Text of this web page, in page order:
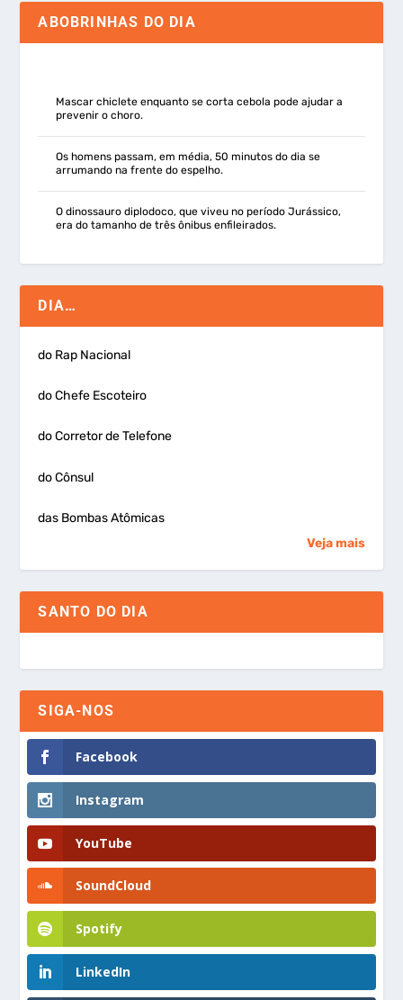
ABOBRINHAS DO DIA
Mascar chiclete enquanto se corta cebola pode ajudar a
prevenir o choro.
Os homens passam, em média, 50 minutos do dia se
arrumando na frente do espelho.
O dinossauro diplodoco, que viveu no período Jurássico,
era do tamanho de três ônibus enfileirados.
DIA…
do Rap Nacional
do Chefe Escoteiro
do Corretor de Telefone
do Cônsul
das Bombas Atômicas
Veja mais
SANTO DO DIA
SIGA-NOS
Facebook
Instagram
YouTube
SoundCloud
Spotify
LinkedIn